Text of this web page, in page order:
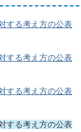
する考え方の公表
する考え方の公表
する考え方の公表
する考え方の公表